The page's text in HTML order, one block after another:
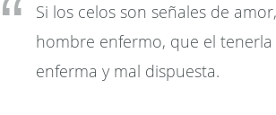
Si los celos son señales de
hombre enfermo, que el
enferma y mal dispuesta.